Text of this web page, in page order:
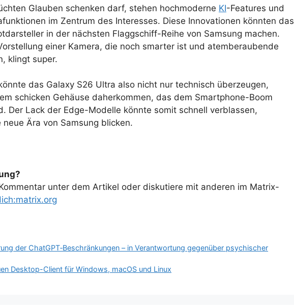
Glauben schenken darf, stehen hochmoderne KI-Features und
im Zentrum des Interesses. Diese Innovationen könnten das
in der nächsten Flaggschiff-Reihe von Samsung machen.
einer Kamera, die noch smarter ist und atemberaubende
klingt super.
das Galaxy S26 Ultra also nicht nur technisch überzeugen,
schicken Gehäuse daherkommen, das dem Smartphone-Boom
Der Lack der Edge-Modelle könnte somit schnell verblassen,
Ära von Samsung blicken.
unter dem Artikel oder diskutiere mit anderen im Matrix-
der ChatGPT‑Beschränkungen – in Verantwortung gegenüber psychischer
Desktop-Client für Windows, macOS und Linux